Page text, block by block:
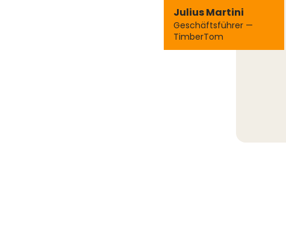
Julius Martini
Geschäftsführer —
TimberTom